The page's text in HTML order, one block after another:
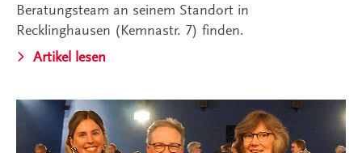
Beratungsteam an seinem Standort in
Recklinghausen (Kemnastr. 7) finden.
Artikel lesen